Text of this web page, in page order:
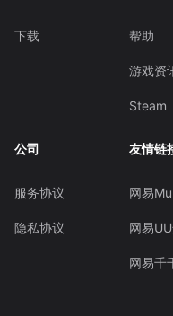
下载 帮助
游戏资
Steam
公司
服务协议
隐私协议
友情链
网易
网易
网易千